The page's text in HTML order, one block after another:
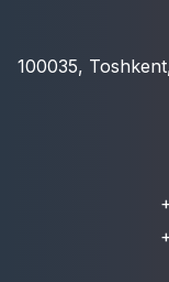
100035,